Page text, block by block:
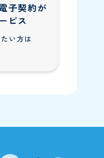
子契約が
ビス
い方は